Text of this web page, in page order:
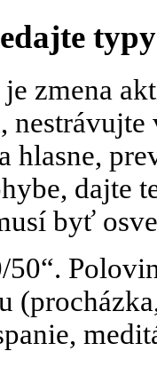
zmena
hlasne,
dajte
byť
50“.